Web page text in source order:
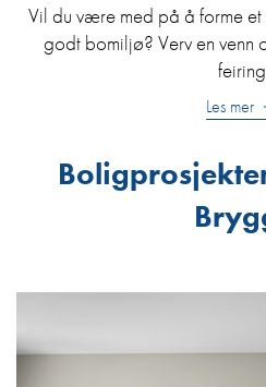
​Vil du være med på å forme
godt bomiljø? Verv en venn
Les mer